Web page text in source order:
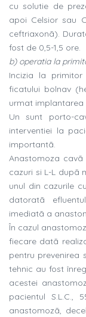
cu solutie de
apoi Celsior sau
ceftriaxonã).
fost de 0,5-1,5 ore.
b) operatia la
Incizia la
ficatului bolnav
urmat implantarea
Un sunt porto-
interventiei la
importantã.
Anastomoza
cazuri si L-L dupã
unul din cazurile
datoratã
imediatã a
În cazul
fiecare datã
pentru prevenirea
tehnic au fost
acestei
pacientul S.L.C.,
anastomozã,